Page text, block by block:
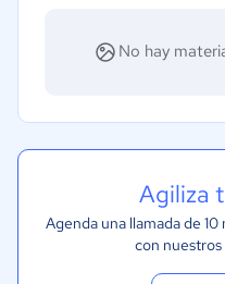
No hay
Agiliza
Agenda una llamada de
con